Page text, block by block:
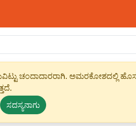
ಚಂದಾದಾರರಾಗಿ. ಅಮರಕೋಶದಲ್ಲಿ ಹೊಸ
ಸದಸ್ಯನಾಗು